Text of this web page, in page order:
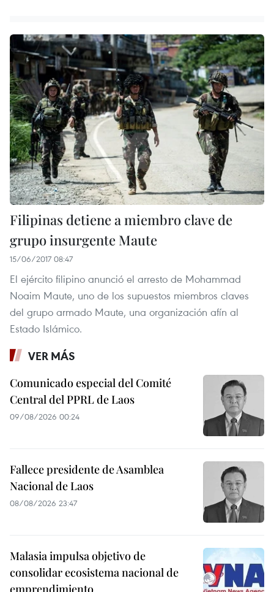
Filipinas detiene a miembro clave de
grupo insurgente Maute
15/06/2017 08:47
El ejército filipino anunció el arresto de Mohammad
Noaim Maute, uno de los supuestos miembros claves
del grupo armado Maute, una organización afín al
Estado Islámico.
VER MÁS
Comunicado especial del Comité
Central del PPRL de Laos
09/08/2026 00:24
Fallece presidente de Asamblea
Nacional de Laos
08/08/2026 23:47
Malasia impulsa objetivo de
consolidar ecosistema nacional de
emprendimiento